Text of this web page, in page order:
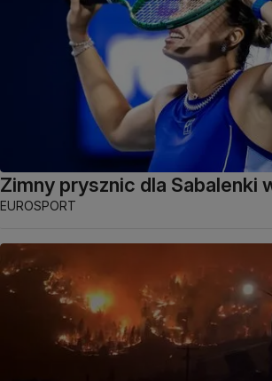
Zimny prysznic dla Sabalenki
EUROSPORT